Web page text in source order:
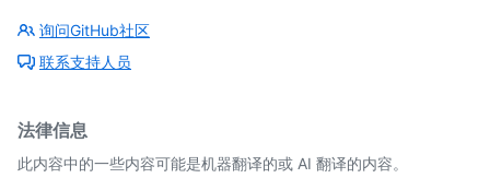
询问GitHub社区
联系支持人员
法律信息
此内容中的一些内容可能是机器翻译的或 AI 翻译的内容。